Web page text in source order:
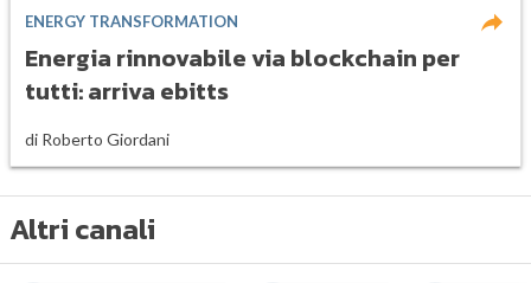
ENERGY TRANSFORMATION
Energia rinnovabile via blockchain per
tutti: arriva ebitts
di Roberto Giordani
Altri canali